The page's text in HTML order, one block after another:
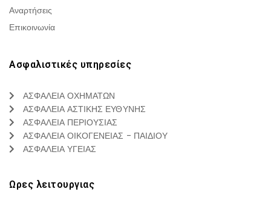
Αναρτήσεις
Επικοινωνία
Ασφαλιστικές υπηρεσίες
ΑΣΦΑΛΕΙΑ ΟΧΗΜΑΤΩΝ
ΑΣΦΑΛΕΙΑ ΑΣΤΙΚΗΣ ΕΥΘΥΝΗΣ
ΑΣΦΑΛΕΙΑ ΠΕΡΙΟΥΣΙΑΣ
ΑΣΦΑΛΕΙΑ ΟΙΚΟΓΕΝΕΙΑΣ - ΠΑΙΔΙΟΥ
ΑΣΦΑΛΕΙΑ ΥΓΕΙΑΣ
Ωρες λειτουργιας